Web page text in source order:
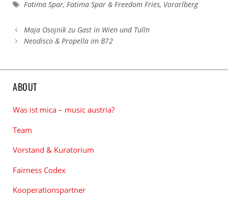
Schlagwörter
Fatima Spar,Fatima Spar & Freedom Fries, Vorarlberg
Maja Osojnik zu Gast in Wien und Tulln
Neodisco & Propella im B72
ABOUT
Was ist mica – music austria?
Team
Vorstand & Kuratorium
Fairness Codex
Kooperationspartner